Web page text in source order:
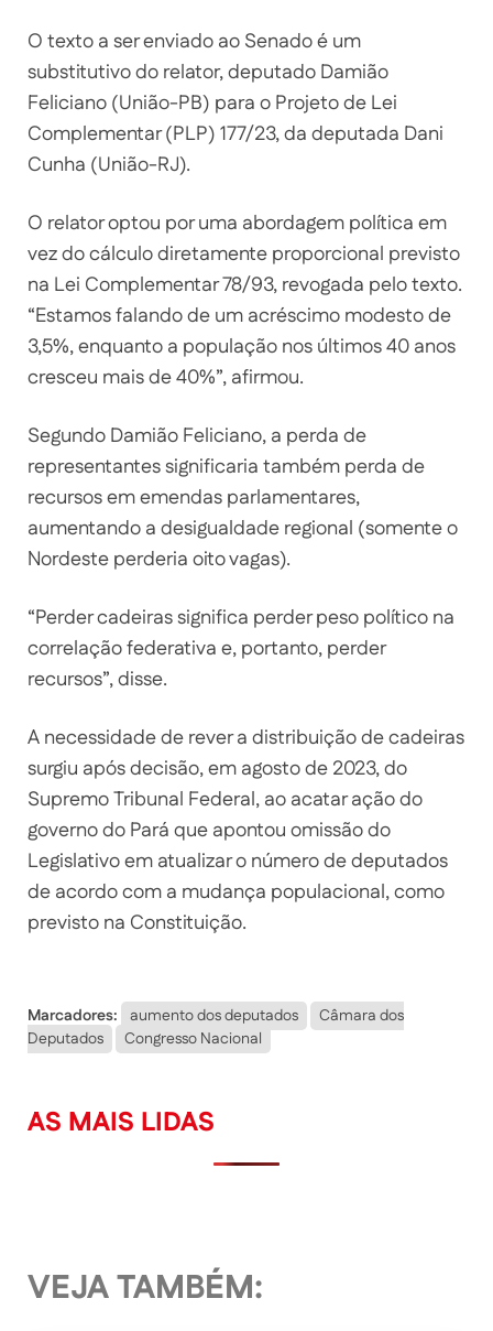
O texto a ser enviado ao Senado é um
substitutivo do relator, deputado Damião
Feliciano (União-PB) para o Projeto de Lei
Complementar (PLP) 177/23, da deputada Dani
Cunha (União-RJ).
O relator optou por uma abordagem política em
vez do cálculo diretamente proporcional previsto
na Lei Complementar 78/93, revogada pelo texto.
“Estamos falando de um acréscimo modesto de
3,5%, enquanto a população nos últimos 40 anos
cresceu mais de 40%”, afirmou.
Segundo Damião Feliciano, a perda de
representantes significaria também perda de
recursos em emendas parlamentares,
aumentando a desigualdade regional (somente o
Nordeste perderia oito vagas).
“Perder cadeiras significa perder peso político na
correlação federativa e, portanto, perder
recursos”, disse.
A necessidade de rever a distribuição de cadeiras
surgiu após decisão, em agosto de 2023, do
Supremo Tribunal Federal, ao acatar ação do
governo do Pará que apontou omissão do
Legislativo em atualizar o número de deputados
de acordo com a mudança populacional, como
previsto na Constituição.
Marcadores: aumento dos deputados
Câmara dos
Deputados
Congresso Nacional
AS MAIS LIDAS
VEJA TAMBÉM: